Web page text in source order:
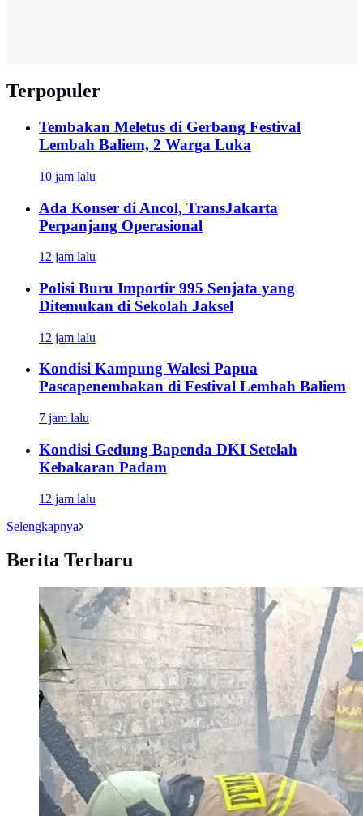
Terpopuler
Tembakan Meletus di Gerbang Festival
Lembah Baliem, 2 Warga Luka
10 jam lalu
Ada Konser di Ancol, TransJakarta
Perpanjang Operasional
12 jam lalu
Polisi Buru Importir 995 Senjata yang
Ditemukan di Sekolah Jaksel
12 jam lalu
Kondisi Kampung Walesi Papua
Pascapenembakan di Festival Lembah Baliem
7 jam lalu
Kondisi Gedung Bapenda DKI Setelah
Kebakaran Padam
12 jam lalu
Selengkapnya
Berita Terbaru